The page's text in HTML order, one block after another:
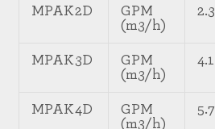
MPAK2D
GPM
(m3/h)
MPAK3D
GPM
(m3/h)
MPAK4D
GPM
(m3/h)